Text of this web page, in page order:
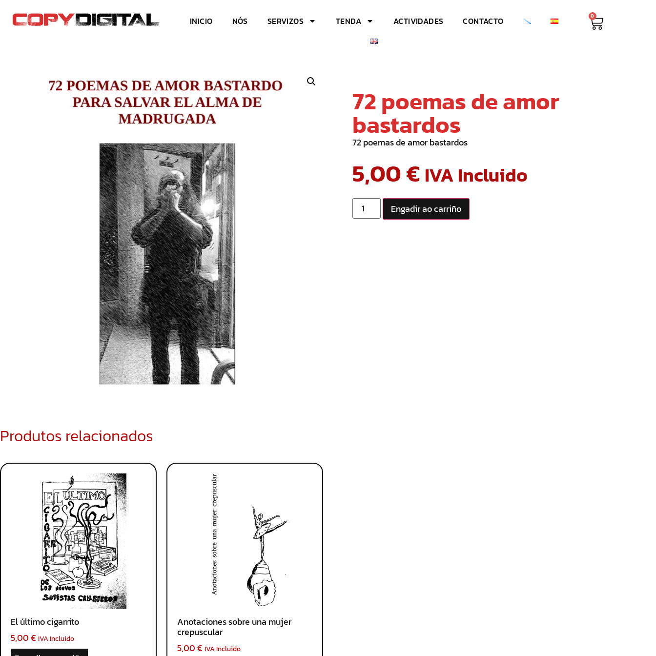
INICIO NÓS SERVIZOS TENDA ACTIVIDADES CONTACTO 0
72 poemas de amor
bastardos
72 poemas de amor bastardos
5,00€ IVA Incluido
Engadir ao carriño
Produtos relacionados
El último cigarrito
5,00€ IVA Incluido
Anotaciones sobre una mujer
crepuscular
5,00€ IVA Incluido